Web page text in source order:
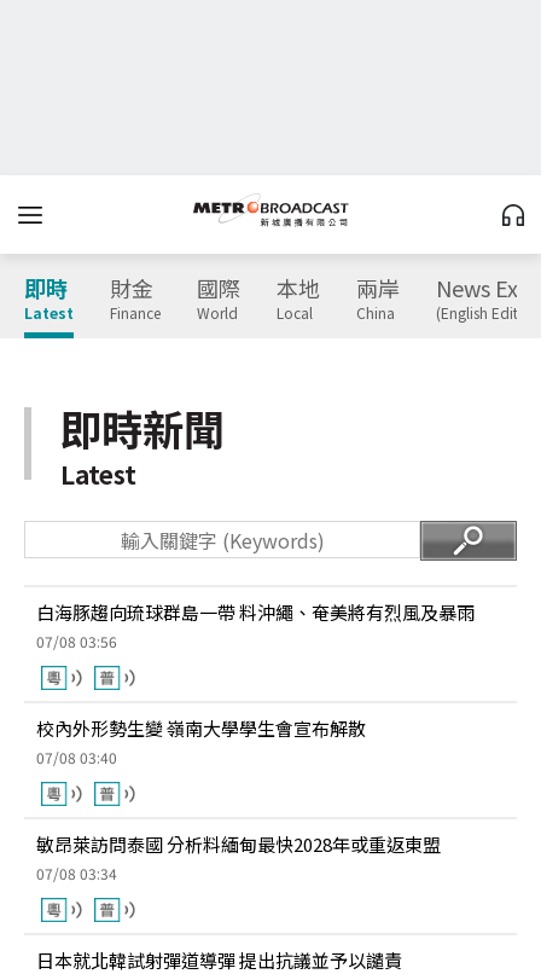
即時
Latest
財金
Finance
國際
World
本地
Local
兩岸
China
News
(English
即時新聞
Latest
白海豚趨向琉球群島一帶 料沖繩、奄美將有烈風及暴雨
07/08 03:56
校內外形勢生變 嶺南大學學生會宣布解散
07/08 03:40
敏昂萊訪問泰國 分析料緬甸最快2028年或重返東盟
07/08 03:34
日本就北韓試射彈道導彈 提出抗議並予以譴責